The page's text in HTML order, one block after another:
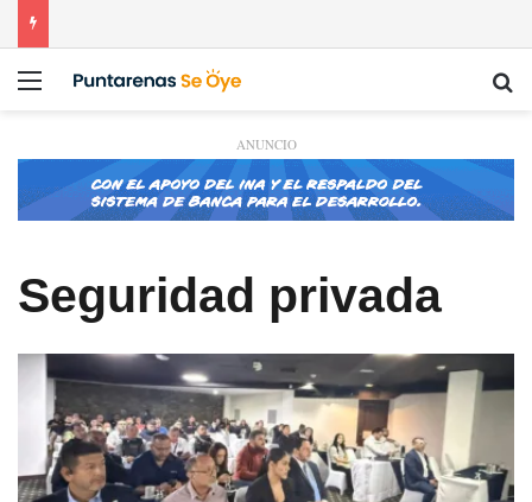
Menú
ANUNCIO
Seguridad privada